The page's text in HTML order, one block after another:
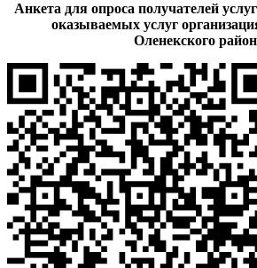
Анкета для опроса получателей
оказываемых услуг
Оленекского